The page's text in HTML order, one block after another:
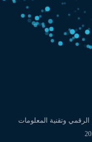
وتقنية المعلومات